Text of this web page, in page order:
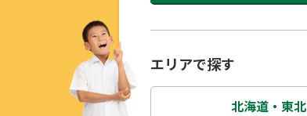
エリアで探す
北海道・東北